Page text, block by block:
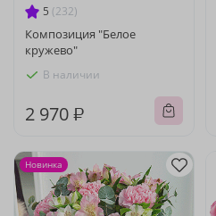
5 (232)
Композиция "Белое
кружево"
В наличии
2 970 ₽
Новинка